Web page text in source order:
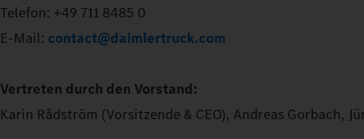
Telefon: +49 711 8485 0
E-Mail: contact@daimlertruck.com
Vertreten durch den Vorstand:
Karin Rådström (Vorsitzende & CEO), Andreas Gorbach,